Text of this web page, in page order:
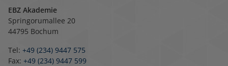
EBZ Akademie
Springorumallee 20
44795 Bochum
Tel: +49 (234) 9447 575
Fax: +49 (234) 9447 599